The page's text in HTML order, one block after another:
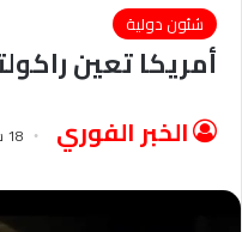
شئون دولية
أمريكا تعين
الخبر الفوري 18 سبتمبر، 2019